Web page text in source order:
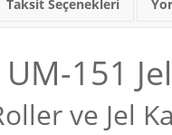
Taksit Seçenekleri
151
ve Jel